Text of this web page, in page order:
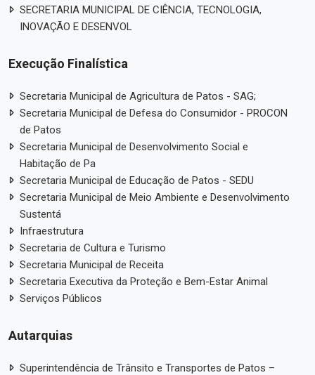
SECRETARIA MUNICIPAL DE CIÊNCIA, TECNOLOGIA,
INOVAÇÃO E DESENVOL
Execução Finalística
Secretaria Municipal de Agricultura de Patos - SAG;
Secretaria Municipal de Defesa do Consumidor - PROCON
de Patos
Secretaria Municipal de Desenvolvimento Social e
Habitação de Pa
Secretaria Municipal de Educação de Patos - SEDU
Secretaria Municipal de Meio Ambiente e Desenvolvimento
Sustentá
Infraestrutura
Secretaria de Cultura e Turismo
Secretaria Municipal de Receita
Secretaria Executiva da Proteção e Bem-Estar Animal
Serviços Públicos
Autarquias
Superintendência de Trânsito e Transportes de Patos –